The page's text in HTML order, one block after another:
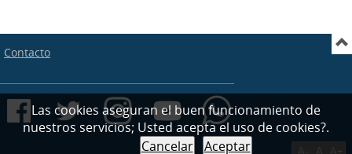
Contacto
Las cookies aseguran el buen funcionamiento de
nuestros servicios; Usted acepta el uso de cookies?.
Cancelar
Aceptar